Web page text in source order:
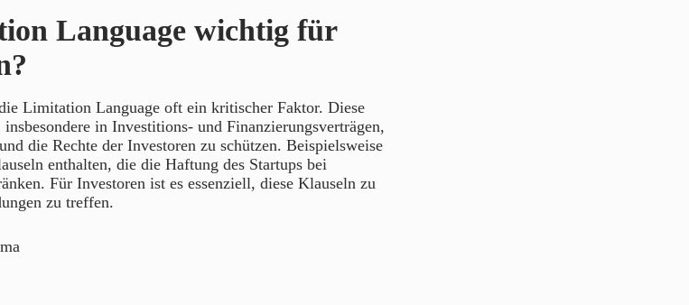
Language wichtig für
Limitation Language oft ein kritischer Faktor. Diese
in Investitions- und Finanzierungsverträgen,
die Rechte der Investoren zu schützen. Beispielsweise
enthalten, die die Haftung des Startups bei
Für Investoren ist es essenziell, diese Klauseln zu
zu treffen.